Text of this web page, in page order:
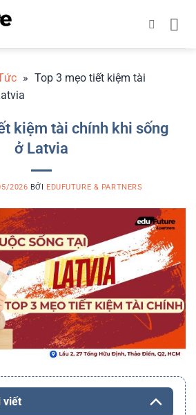
» Top 3 mẹo tiết kiệm tài
kiệm tài chính khi sống
ở Latvia
2026 BỞI EDUFUTURE & PARTNERS
viết